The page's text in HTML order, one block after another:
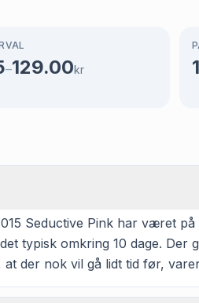
–129.00kr
Seductive Pink har været
typisk omkring 10 dage. Der
der nok vil gå lidt tid før,